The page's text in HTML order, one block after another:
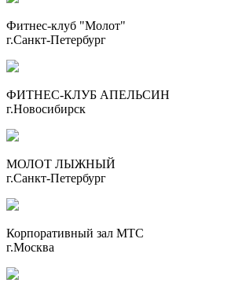
Фитнес-клуб "Молот"
г.Санкт-Петербург
ФИТНЕС-КЛУБ АПЕЛЬСИН
г.Новосибирск
МОЛОТ ЛЫЖНЫЙ
г.Санкт-Петербург
Корпоративный зал МТС
г.Москва